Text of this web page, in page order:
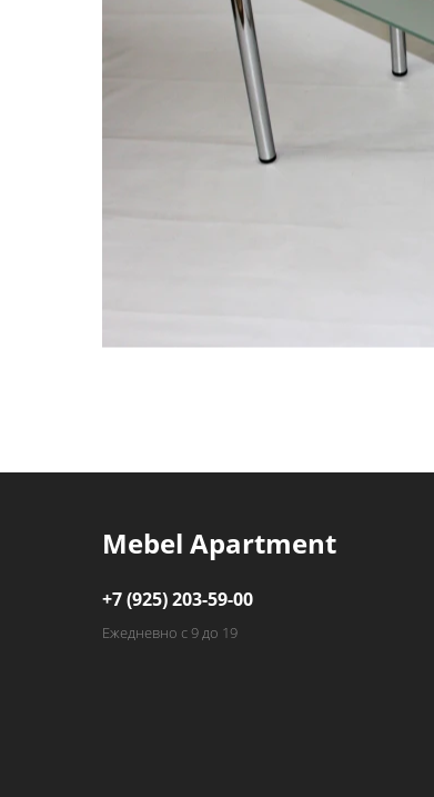
Mebel Apartment
+7 (925) 203-59-00
Ежедневно с 9 до 19